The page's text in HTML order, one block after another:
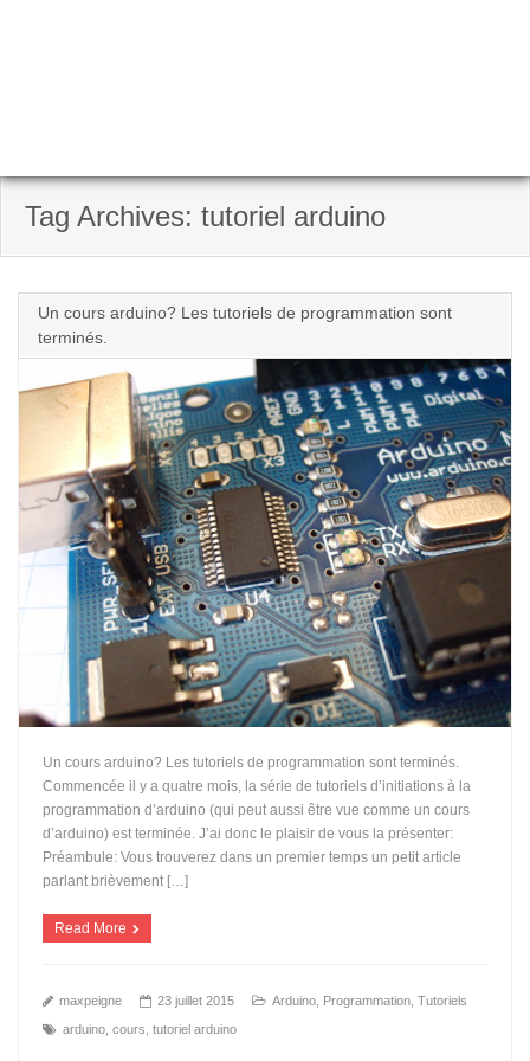
Tag Archives: tutoriel arduino
Un cours arduino? Les tutoriels de programmation sont
terminés.
Un cours arduino? Les tutoriels de programmation sont terminés.
Commencée il y a quatre mois, la série de tutoriels d’initiations à la
programmation d’arduino (qui peut aussi être vue comme un cours
d’arduino) est terminée. J’ai donc le plaisir de vous la présenter:
Préambule: Vous trouverez dans un premier temps un petit article
parlant brièvement […]
Read More
maxpeigne 23 juillet 2015 Arduino, Programmation,Tutoriels
arduino,cours,tutoriel arduino